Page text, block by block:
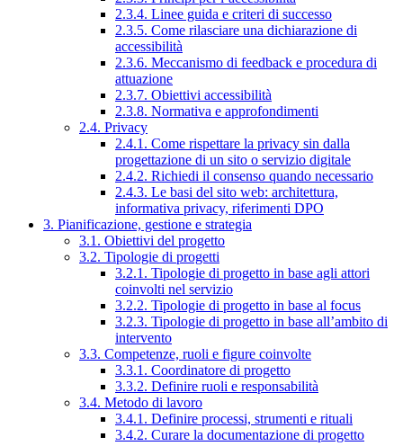
2.3.4. Linee guida e criteri di successo
2.3.5. Come rilasciare una dichiarazione di
accessibilità
2.3.6. Meccanismo di feedback e procedura di
attuazione
2.3.7. Obiettivi accessibilità
2.3.8. Normativa e approfondimenti
2.4. Privacy
2.4.1. Come rispettare la privacy sin dalla
progettazione di un sito o servizio digitale
2.4.2. Richiedi il consenso quando necessario
2.4.3. Le basi del sito web: architettura,
informativa privacy, riferimenti DPO
3. Pianificazione, gestione e strategia
3.1. Obiettivi del progetto
3.2. Tipologie di progetti
3.2.1. Tipologie di progetto in base agli attori
coinvolti nel servizio
3.2.2. Tipologie di progetto in base al focus
3.2.3. Tipologie di progetto in base all’ambito di
intervento
3.3. Competenze, ruoli e figure coinvolte
3.3.1. Coordinatore di progetto
3.3.2. Definire ruoli e responsabilità
3.4. Metodo di lavoro
3.4.1. Definire processi, strumenti e rituali
3.4.2. Curare la documentazione di progetto